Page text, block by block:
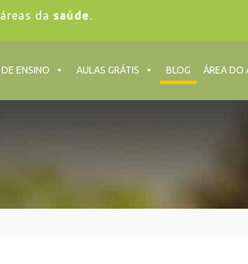
da saúde.
ENSINO AULAS GRÁTIS BLOG ÁREA DO